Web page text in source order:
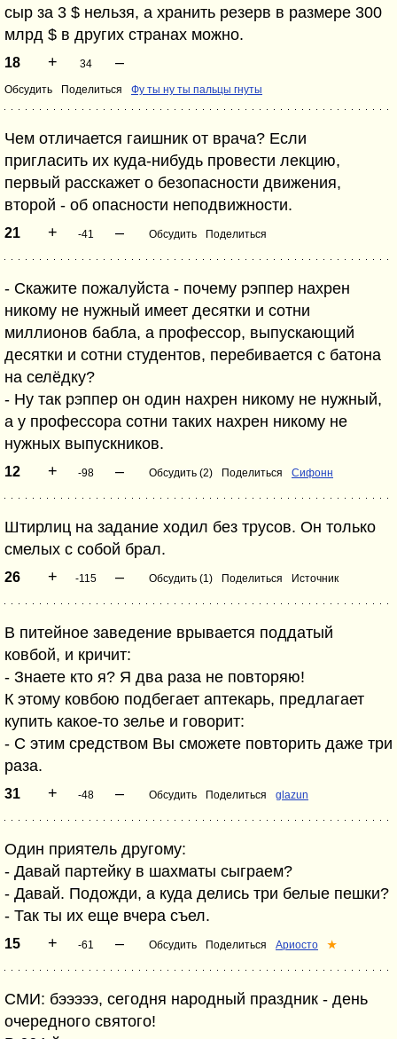
сыр за 3 $ нельзя, а хранить резерв в размере 300
млрд $ в других странах можно.
18 + 34 –
Обсудить Поделиться Фу ты ну ты пальцы гнуты
Чем отличается гаишник от врача? Если
пригласить их куда-нибудь провести лекцию,
первый расскажет о безопасности движения,
второй - об опасности неподвижности.
21 + -41 – Обсудить Поделиться
- Скажите пожалуйста - почему рэппер нахрен
никому не нужный имеет десятки и сотни
миллионов бабла, а профессор, выпускающий
десятки и сотни студентов, перебивается с батона
на селёдку?
- Ну так рэппер он один нахрен никому не нужный,
а у профессора сотни таких нахрен никому не
нужных выпускников.
12 + -98 – Обсудить (2) Поделиться Сифонн
Штирлиц на задание ходил без трусов. Он только
смелых с собой брал.
26 + -115 – Обсудить (1) Поделиться Источник
В питейное заведение врывается поддатый
ковбой, и кричит:
- Знаете кто я? Я два раза не повторяю!
К этому ковбою подбегает аптекарь, предлагает
купить какое-то зелье и говорит:
- С этим средством Вы сможете повторить даже три
раза.
31 + -48 – Обсудить Поделиться glazun
Один приятель другому:
- Давай партейку в шахматы сыграем?
- Давай. Подожди, а куда делись три белые пешки?
- Так ты их еще вчера съел.
15 + -61 – Обсудить Поделиться Ариосто ★
СМИ: бэээээ, сегодня народный праздник - день
очередного святого!